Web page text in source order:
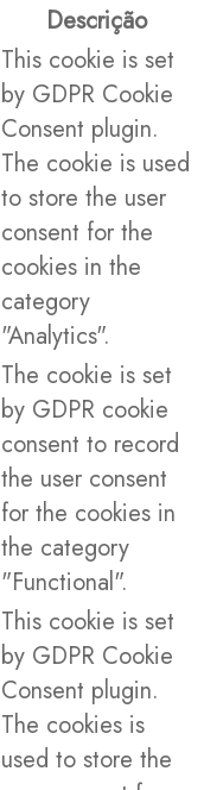
Descrição
This cookie is set
by GDPR Cookie
Consent plugin.
The cookie is used
to store the user
consent for the
cookies in the
category
"Analytics".
The cookie is set
by GDPR cookie
consent to record
the user consent
for the cookies in
the category
"Functional".
This cookie is set
by GDPR Cookie
Consent plugin.
The cookies is
used to store the